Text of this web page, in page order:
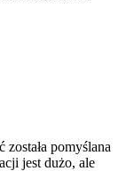
pomyślana
jest dużo, ale